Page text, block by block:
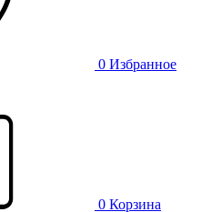
0 Избранное
0 Корзина